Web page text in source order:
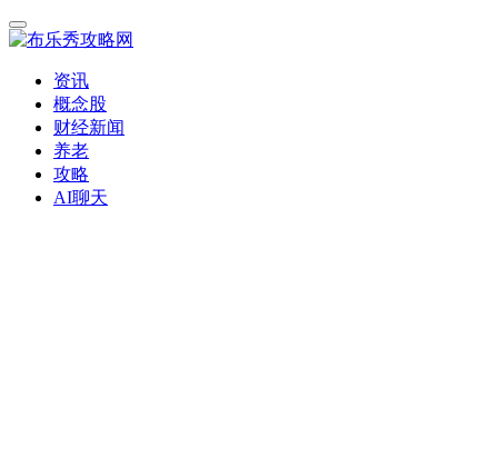
资讯
概念股
财经新闻
养老
攻略
AI聊天